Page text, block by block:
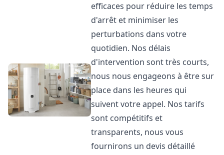
efficaces pour réduire les temps
d'arrêt et minimiser les
perturbations dans votre
quotidien. Nos délais
d'intervention sont très courts,
nous nous engageons à être sur
place dans les heures qui
suivent votre appel. Nos tarifs
sont compétitifs et
transparents, nous vous
fournirons un devis détaillé